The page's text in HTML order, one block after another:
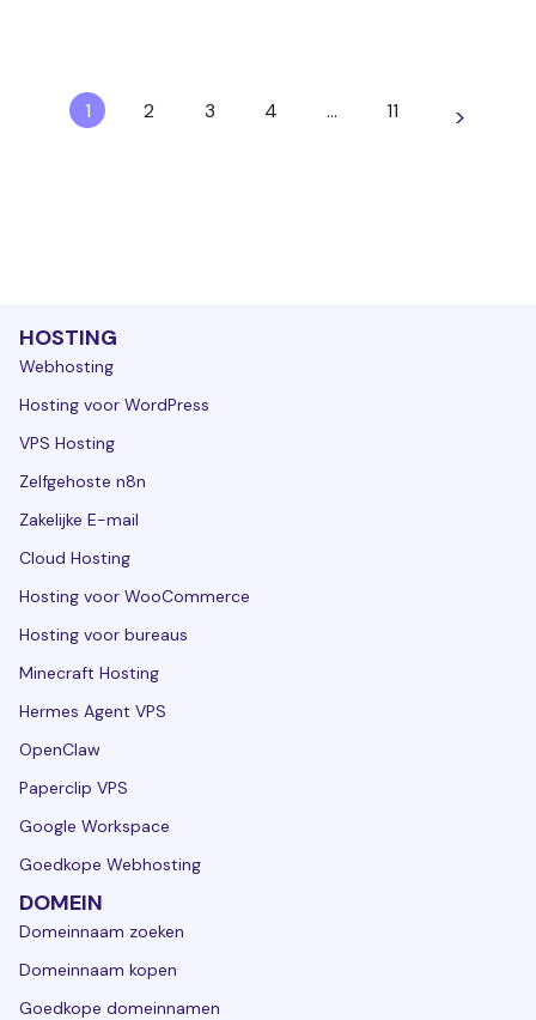
1 2 3 4 … 11 >
HOSTING
Webhosting
Hosting voor WordPress
VPS Hosting
Zelfgehoste n8n
Zakelijke E-mail
Cloud Hosting
Hosting voor WooCommerce
Hosting voor bureaus
Minecraft Hosting
Hermes Agent VPS
OpenClaw
Paperclip VPS
Google Workspace
Goedkope Webhosting
DOMEIN
Domeinnaam zoeken
Domeinnaam kopen
Goedkope domeinnamen